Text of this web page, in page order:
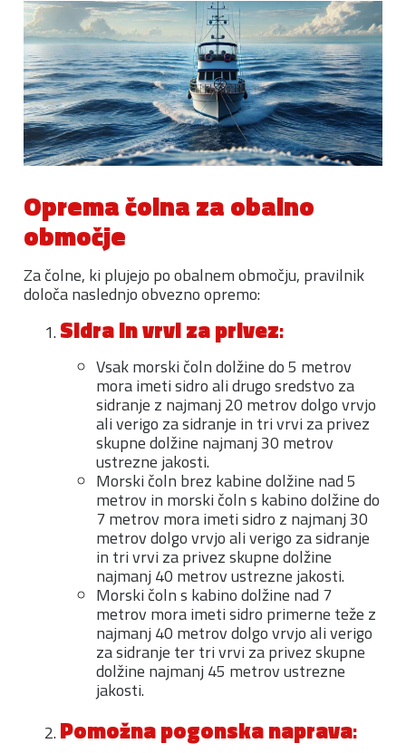
Oprema čolna za obalno
območje
Za čolne, ki plujejo po obalnem območju, pravilnik
določa naslednjo obvezno opremo:
Sidra in vrvi za privez:
Vsak morski čoln dolžine do 5 metrov
mora imeti sidro ali drugo sredstvo za
sidranje z najmanj 20 metrov dolgo vrvjo
ali verigo za sidranje in tri vrvi za privez
skupne dolžine najmanj 30 metrov
ustrezne jakosti.
Morski čoln brez kabine dolžine nad 5
metrov in morski čoln s kabino dolžine do
7 metrov mora imeti sidro z najmanj 30
metrov dolgo vrvjo ali verigo za sidranje
in tri vrvi za privez skupne dolžine
najmanj 40 metrov ustrezne jakosti.
Morski čoln s kabino dolžine nad 7
metrov mora imeti sidro primerne teže z
najmanj 40 metrov dolgo vrvjo ali verigo
za sidranje ter tri vrvi za privez skupne
dolžine najmanj 45 metrov ustrezne
jakosti.
Pomožna pogonska naprava: